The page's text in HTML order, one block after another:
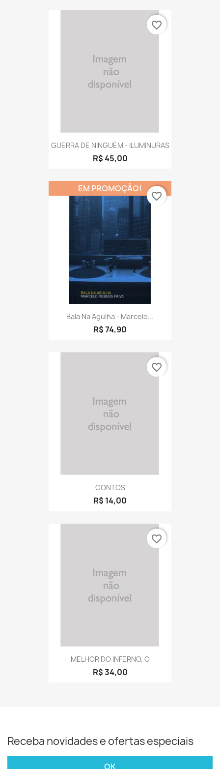
GUERRA DE NINGUEM - ILUMINURAS
R$ 45,00
favorite_border
Bala Na Agulha - Marcelo...
R$ 74,90
EM PROMOÇÃO!
favorite_border
CONTOS
R$ 14,00
favorite_border
MELHOR DO INFERNO, O
R$ 34,00
favorite_border
Receba novidades e ofertas especiais